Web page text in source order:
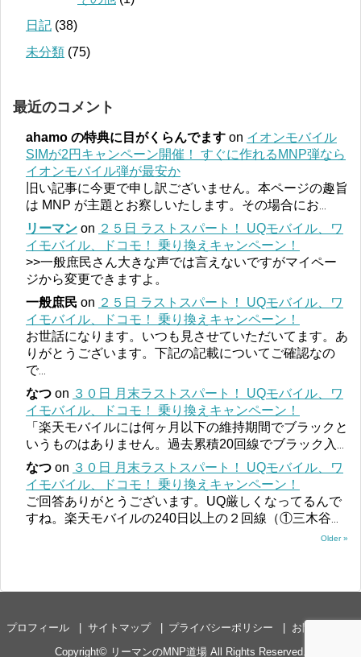
日記 (38)
未分類 (75)
最近のコメント
ahamo の特典に目がくらんでます on イオンモバイル
SIMが2円キャンペーン開催！ すぐに作れるMNP弾なら
イオンモバイル弾が最安か
旧い記事に今更で申し訳ございません。本ページの趣旨
は MNP が主題とお察しいたします。その場合にお
リーマン on ２５日 ラストスパート！ UQモバイル、ワ
イモバイル、ドコモ！ 乗り換えキャンペーン！
>>一般庶民さん大きな声では言えないですがマイペー
ジから変更できますよ。
一般庶民 on ２５日 ラストスパート！ UQモバイル、ワ
イモバイル、ドコモ！ 乗り換えキャンペーン！
お世話になります。いつも見させていただいてます。あ
りがとうございます。下記の記載についてご確認なの
で...
なつ on ３０日 月末ラストスパート！ UQモバイル、ワ
イモバイル、ドコモ！ 乗り換えキャンペーン！
「楽天モバイルには何ヶ月以下の維持期間でブラックと
いうものはありません。過去累積20回線でブラック入
なつ on ３０日 月末ラストスパート！ UQモバイル、ワ
イモバイル、ドコモ！ 乗り換えキャンペーン！
ご回答ありがとうございます。UQ厳しくなってるんで
すね。楽天モバイルの240日以上の２回線（①三木谷
Older »
プロフィール サイトマップ プライバシーポリシー
お問い合わせ
Copyright© リーマンのMNP道場 All Rights Reserved.